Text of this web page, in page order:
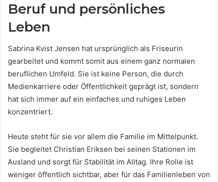
Beruf und persönliches
Leben
Sabrina Kvist Jensen hat ursprünglich als Friseurin
gearbeitet und kommt somit aus einem ganz normalen
beruflichen Umfeld. Sie ist keine Person, die durch
Medienkarriere oder Öffentlichkeit geprägt ist, sondern
hat sich immer auf ein einfaches und ruhiges Leben
konzentriert.
Heute steht für sie vor allem die Familie im Mittelpunkt.
Sie begleitet Christian Eriksen bei seinen Stationen im
Ausland und sorgt für Stabilität im Alltag. Ihre Rolle ist
weniger öffentlich sichtbar, aber für das Familienleben von